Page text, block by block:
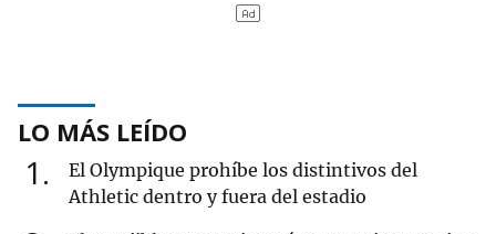
LO MÁS LEÍDO
1
El Olympique prohíbe los distintivos del
Athletic dentro y fuera del estadio